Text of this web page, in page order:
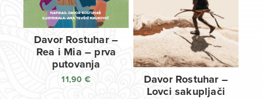
Davor Rostuhar –
Rea i Mia – prva
putovanja
11,90 €
Davor Rostuhar –
Lovci sakupljači